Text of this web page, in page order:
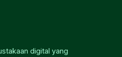
digital yang